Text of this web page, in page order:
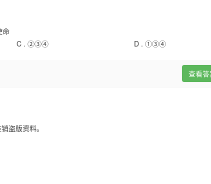
命
C . ②③④ D . ①③④
查看
盗版资料。